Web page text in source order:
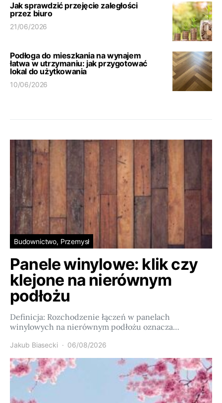
Jak sprawdzić przejęcie zaległości
przez biuro
21/06/2026
Podłoga do mieszkania na wynajem
łatwa w utrzymaniu: jak przygotować
lokal do użytkowania
10/06/2026
Budownictwo, Przemysł
Panele winylowe: klik czy
klejone na nierównym
podłożu
Definicja: Rozchodzenie łączeń w panelach
winylowych na nierównym podłożu oznacza…
Jakub Biasecki 06/08/2026